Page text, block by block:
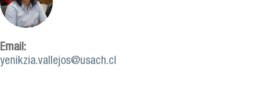
Email:
yenikzia.vallejos@usach.cl